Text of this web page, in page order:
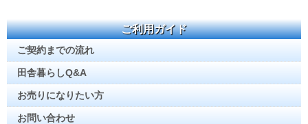
ご利用ガイド
ご契約までの流れ
田舎暮らしQ&A
お売りになりたい方
お問い合わせ